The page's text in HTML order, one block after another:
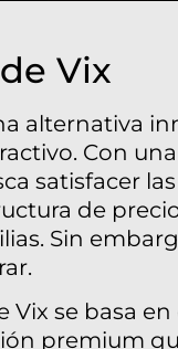
Vix
alternativa
Con
satisfacer
de
Sin
Vix se basa
premium